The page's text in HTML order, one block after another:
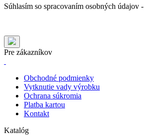
Súhlasím so spracovaním osobných údajov -
Pre zákazníkov
Obchodné podmienky
Vytknutie vady výrobku
Ochrana súkromia
Platba kartou
Kontakt
Katalóg